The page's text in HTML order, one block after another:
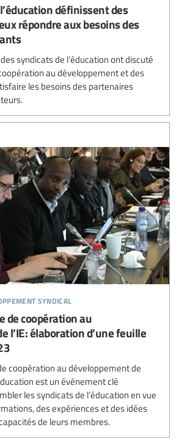
définissent des
répondre aux besoins des
syndicats de l’éducation ont discuté
au développement et des
les besoins des partenaires
syndical
de coopération au
l’IE: élaboration d’une feuille
coopération au développement de
est un événement clé
les syndicats de l’éducation en vue
des expériences et des idées
de leurs membres.